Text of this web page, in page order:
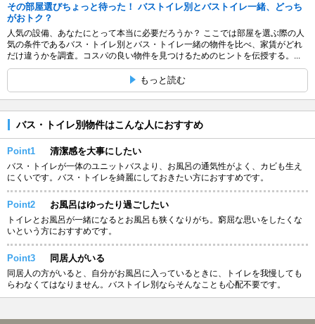
その部屋選びちょっと待った！ バストイレ別とバストイレ一緒、どっち
がおトク？
人気の設備、あなたにとって本当に必要だろうか？ ここでは部屋を選ぶ際の人
気の条件であるバス・トイレ別とバス・トイレ一緒の物件を比べ、家賃がどれ
だけ違うかを調査。コスパの良い物件を見つけるためのヒントを伝授する。...
もっと読む
バス・トイレ別物件はこんな人におすすめ
Point1 清潔感を大事にしたい
バス・トイレが一体のユニットバスより、お風呂の通気性がよく、カビも生え
にくいです。バス・トイレを綺麗にしておきたい方におすすめです。
Point2 お風呂はゆったり過ごしたい
トイレとお風呂が一緒になるとお風呂も狭くなりがち。窮屈な思いをしたくな
いという方におすすめです。
Point3 同居人がいる
同居人の方がいると、自分がお風呂に入っているときに、トイレを我慢しても
らわなくてはなりません。バストイレ別ならそんなことも心配不要です。